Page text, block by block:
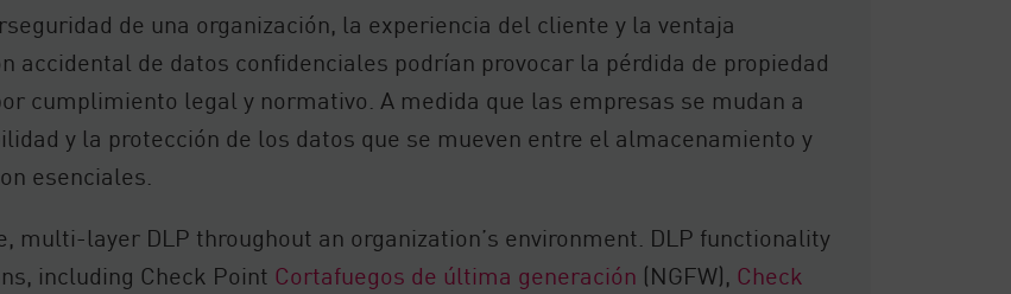
de una organización, la experiencia del cliente y la ventaja
de datos confidenciales podrían provocar la pérdida de propiedad
cumplimiento legal y normativo. A medida que las empresas se mudan a
y la protección de los datos que se mueven entre el almacenamiento y
esenciales.
multi-layer DLP throughout an organization’s environment. DLP functionality
including Check Point Cortafuegos de última generación (NGFW), Check